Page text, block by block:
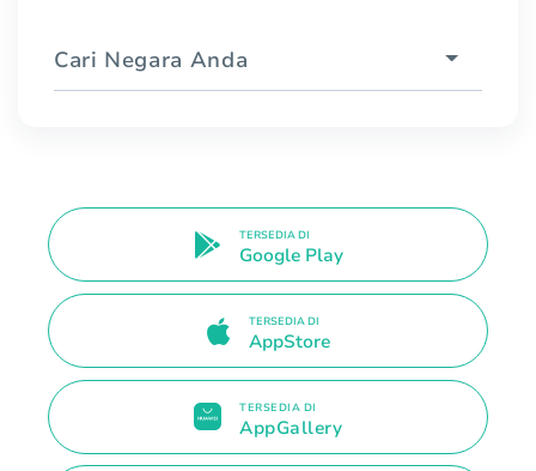
Cari Negara Anda
TERSEDIA DI
Google Play
TERSEDIA DI
AppStore
TERSEDIA DI
AppGallery